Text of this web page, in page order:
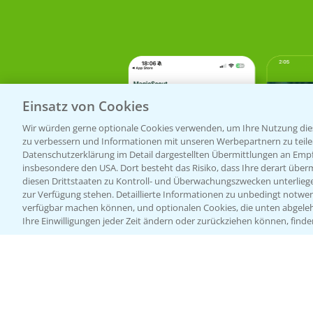
Einsatz von Cookies
Wir würden gerne optionale Cookies verwenden, um Ihre Nutzung
zu verbessern und Informationen mit unseren Werbepartnern zu
Datenschutzerklärung im Detail dargestellten Übermittlungen an
insbesondere den USA. Dort besteht das Risiko, dass Ihre derart
diesen Drittstaaten zu Kontroll- und Überwachungszwecken
zur Verfügung stehen. Detaillierte Informationen zu unbedingt
verfügbar machen können, und optionalen Cookies, die unten
Ihre Einwilligungen jeder Zeit ändern oder zurückziehen können,